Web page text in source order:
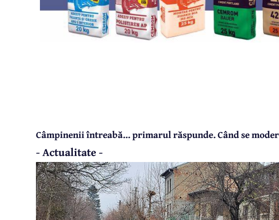
Câmpinenii întreabă... primarul răspunde. Când se
- Actualitate -